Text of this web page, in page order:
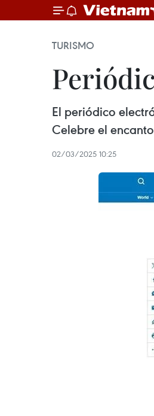
TURISMO
El periódico
Celebre el
02/03/2025 10:25